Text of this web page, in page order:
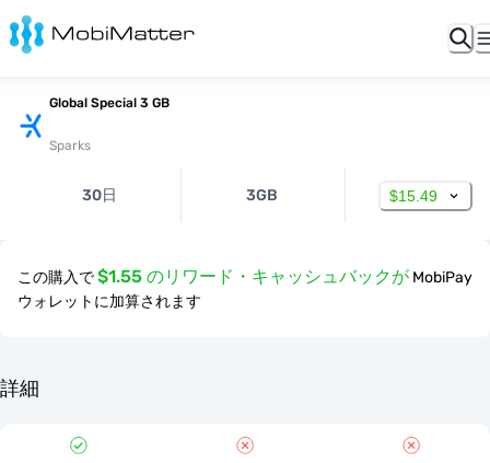
Global Special 3 GB
Sparks
30日 3GB $15.49
この購入で$1.55 のリワード・キャッシュバックが MobiPay
ウォレットに加算されます
詳細